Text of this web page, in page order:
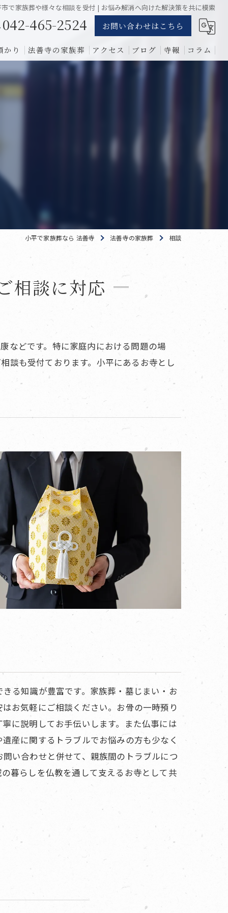
で家族葬や様々な相談を受付 | お悩み解消へ向けた解決策を共に模索
042-465-2524 お問い合わせはこちら
かり 法善寺の家族葬 アクセス ブログ 寺報 コラム
小平で家族葬なら 法善寺 法善寺の家族葬 相談
相談に対応
などです。特に家庭内における問題の場
談も受付ております。小平にあるお寺とし
る知識が豊富です。家族葬・墓じまい・お
お気軽にご相談ください。お骨の一時預り
に説明してお手伝いします。また仏事には
産に関するトラブルでお悩みの方も少なく
い合わせと併せて、親族間のトラブルにつ
暮らしを仏教を通して支えるお寺として共